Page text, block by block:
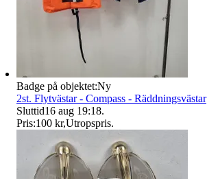
Badge på objektet:Ny
2st. Flytvästar - Compass - Räddningsvästar
Sluttid16 aug 19:18.
Pris:100 kr,Utropspris.